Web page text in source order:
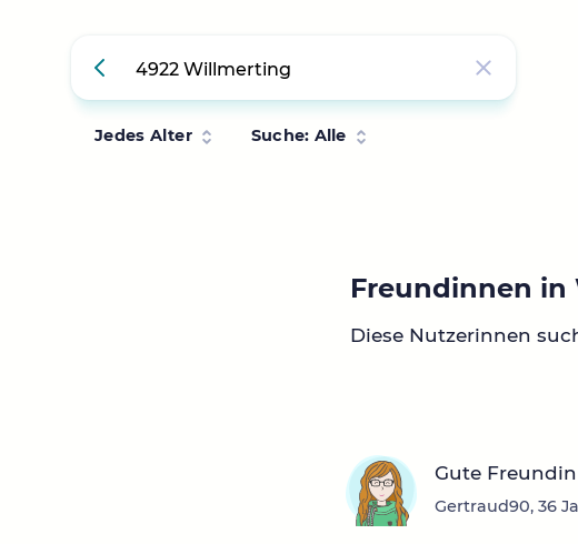
Jedes Alter Suche: Alle
Freundinnen
Diese Nutzerinnen
Gute
Gertraud90, 36